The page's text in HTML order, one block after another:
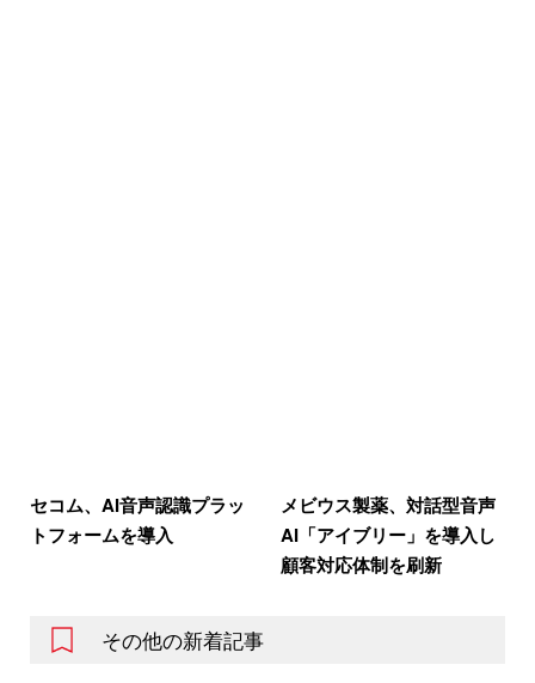
セコム、AI音声認識プラッ
トフォームを導入
メビウス製薬、対話型音声
AI「アイブリー」を導入し
顧客対応体制を刷新
その他の新着記事